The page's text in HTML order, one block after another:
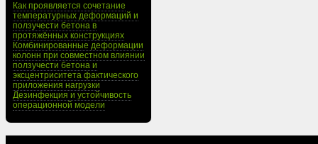
Как проявляется сочетание
температурных деформаций и
ползучести бетона в
протяжённых конструкциях
Комбинированные деформации
колонн при совместном влиянии
ползучести бетона и
эксцентриситета фактического
приложения нагрузки
Дезинфекция и устойчивость
операционной модели